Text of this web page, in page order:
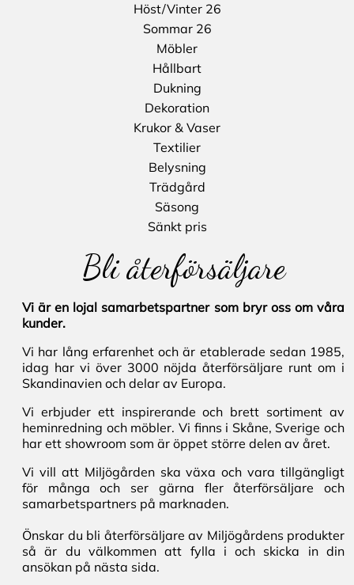
Höst/Vinter 26
Sommar 26
Möbler
Hållbart
Dukning
Dekoration
Krukor & Vaser
Textilier
Belysning
Trädgård
Säsong
Sänkt pris
Bli återförsäljare
Vi är en lojal samarbetspartner som bryr oss om våra
kunder.
Vi har lång erfarenhet och är etablerade sedan 1985,
idag har vi över 3000 nöjda återförsäljare runt om i
Skandinavien och delar av Europa.
Vi erbjuder ett inspirerande och brett sortiment av
heminredning och möbler. Vi finns i Skåne, Sverige och
har ett showroom som är öppet större delen av året.
Vi vill att Miljögården ska växa och vara tillgängligt
för många och ser gärna fler återförsäljare och
samarbetspartners på marknaden.
Önskar du bli återförsäljare av Miljögårdens produkter
så är du välkommen att fylla i och skicka in din
ansökan på nästa sida.